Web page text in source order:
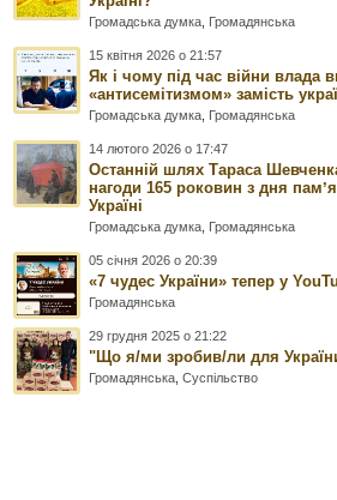
Громадська думка Громадянська
15 квітня 2026 о 21:57
Як і чому під час війни влада
«антисемітизмом» замість
Громадська думка Громадянська
14 лютого 2026 о 17:47
Останній шлях Тараса
нагоди 165 роковин з дня
Україні
Громадська думка Громадянська
05 січня 2026 о 20:39
«7 чудес України» тепер у
Громадянська
29 грудня 2025 о 21:22
"Що я/ми зробив/ли для
Громадянська ,Суспільство